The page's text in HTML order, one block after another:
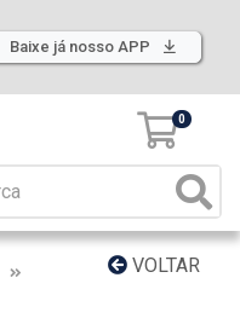
Baixe já nosso APP
0
VOLTAR